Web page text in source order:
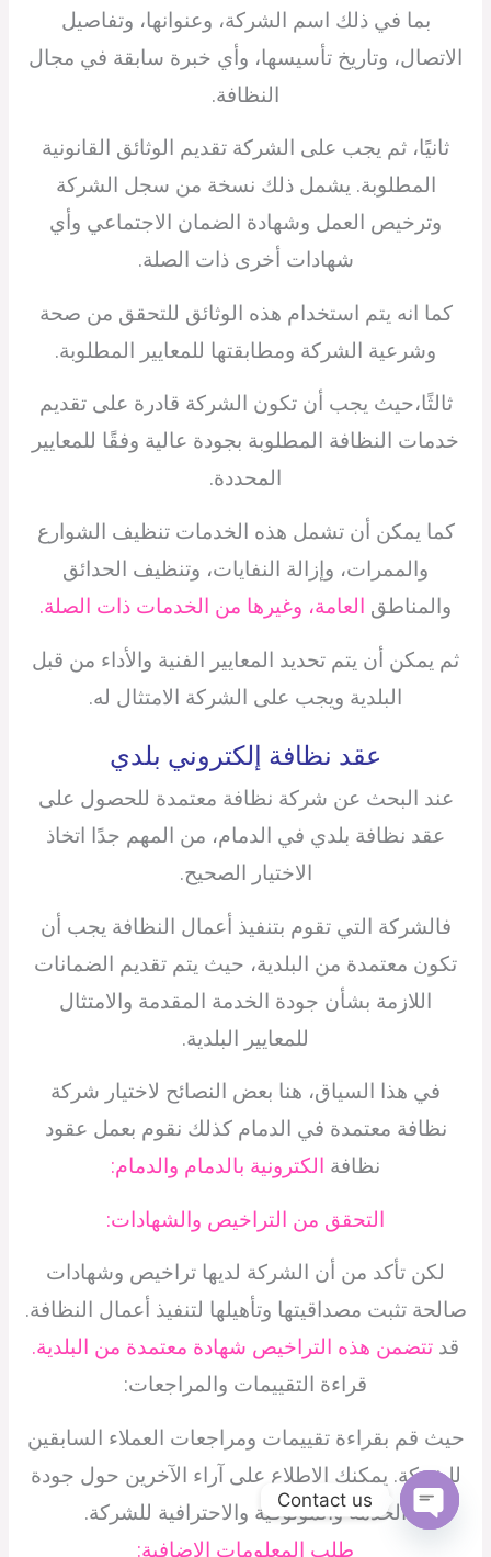
بما في ذلك اسم الشركة، وعنوانها، وتفاصيل
الاتصال، وتاريخ تأسيسها، وأي خبرة سابقة في مجال
النظافة.
ثانيًا، ثم يجب على الشركة تقديم الوثائق القانونية
المطلوبة. يشمل ذلك نسخة من سجل الشركة
وترخيص العمل وشهادة الضمان الاجتماعي وأي
شهادات أخرى ذات الصلة.
كما انه يتم استخدام هذه الوثائق للتحقق من صحة
وشرعية الشركة ومطابقتها للمعايير المطلوبة.
ثالثًا،حيث يجب أن تكون الشركة قادرة على تقديم
خدمات النظافة المطلوبة بجودة عالية وفقًا للمعايير
المحددة.
كما يمكن أن تشمل هذه الخدمات تنظيف الشوارع
والممرات، وإزالة النفايات، وتنظيف الحدائق
والمناطق العامة، وغيرها من الخدمات ذات الصلة.
ثم يمكن أن يتم تحديد المعايير الفنية والأداء من قبل
البلدية ويجب على الشركة الامتثال له.
عقد نظافة إلكتروني بلدي
عند البحث عن شركة نظافة معتمدة للحصول على
عقد نظافة بلدي في الدمام، من المهم جدًا اتخاذ
الاختيار الصحيح.
فالشركة التي تقوم بتنفيذ أعمال النظافة يجب أن
تكون معتمدة من البلدية، حيث يتم تقديم الضمانات
اللازمة بشأن جودة الخدمة المقدمة والامتثال
للمعايير البلدية.
في هذا السياق، هنا بعض النصائح لاختيار شركة
نظافة معتمدة في الدمام كذلك نقوم بعمل عقود
نظافة الكترونية بالدمام والدمام:
التحقق من التراخيص والشهادات:
لكن تأكد من أن الشركة لديها تراخيص وشهادات
صالحة تثبت مصداقيتها وتأهيلها لتنفيذ أعمال النظافة.
قد تتضمن هذه التراخيص شهادة معتمدة من البلدية.
قراءة التقييمات والمراجعات:
حيث قم بقراءة تقييمات ومراجعات العملاء السابقين
للشركة. يمكنك الاطلاع على آراء الآخرين حول جودة
الخدمة والموثوقية والاحترافية للشركة.
طلب المعلومات الإضافية:
Contact us
Open